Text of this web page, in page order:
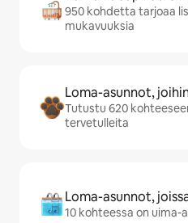
950 kohdetta tarjoaa
mukavuuksia
Loma-asunnot,
Tutustu 620
tervetulleita
Loma-asunnot,
10 kohteessa on uima-